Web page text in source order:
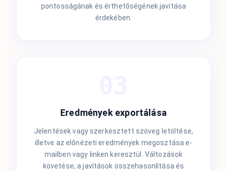
pontosságának és érthetőségének javítása
érdekében.
Eredmények exportálása
Jelentések vagy szerkesztett szöveg letöltése,
illetve az előnézeti eredmények megosztása e-
mailben vagy linken keresztül. Változások
követése, a javítások összehasonlítása és